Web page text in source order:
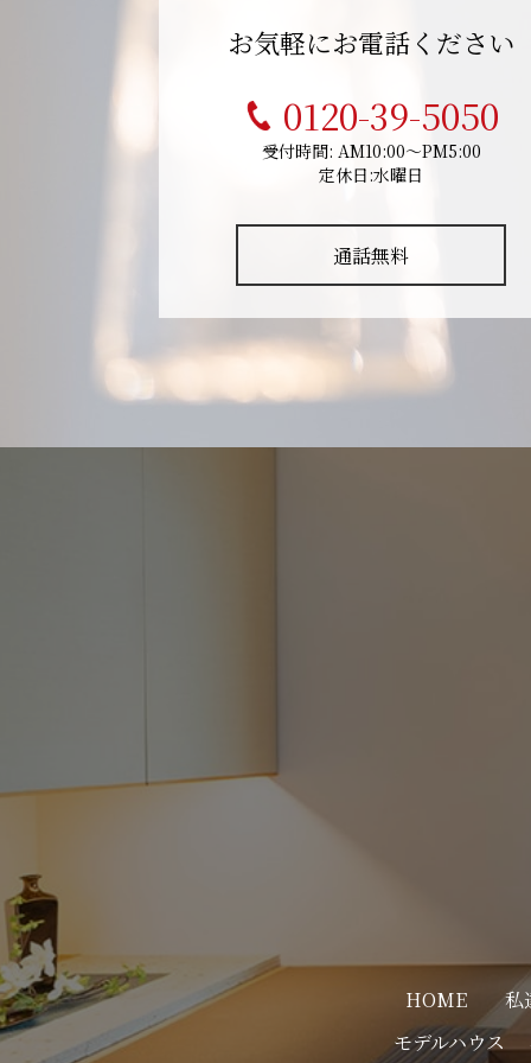
お気軽にお電話ください
0120-39-5050
受付時間: AM10:00～PM5:00
定休日:水曜日
通話無料
HOME
私
モデルハウス